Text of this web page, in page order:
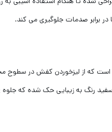
برابر صدمات جلوگیری می کند.
که از لیزخوردن کفش در سطوح
رنگ به زیبایی حک شده که جلوه